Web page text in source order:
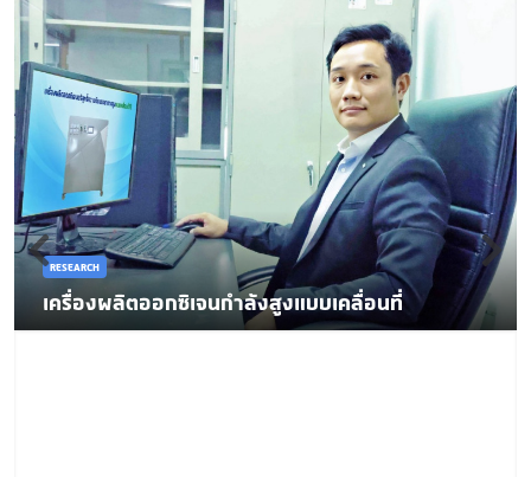
RESEARCH
เครื่องผลิตออกซิเจนกำลังสูงแบบเคลื่อนที่